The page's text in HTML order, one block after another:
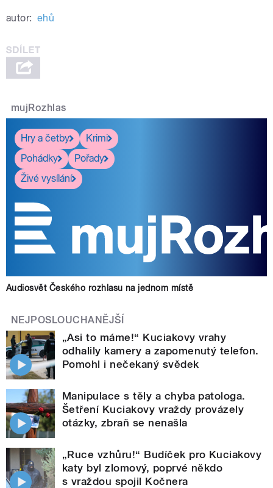
autor: ehů
mujRozhlas
Hry a četby
Krimi
Pohádky
Pořady
Živé vysílání
Audiosvět Českého rozhlasu na jednom místě
NEJPOSLOUCHANĚJŠÍ
„Asi to máme!“ Kuciakovy vrahy
odhalily kamery a zapomenutý telefon.
Pomohl i nečekaný svědek
Manipulace s těly a chyba patologa.
Šetření Kuciakovy vraždy provázely
otázky, zbraň se nenašla
„Ruce vzhůru!“ Budíček pro Kuciakovy
katy byl zlomový, poprvé někdo
s vraždou spojil Kočnera